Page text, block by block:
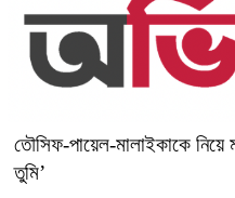
তৌসিফ-পায়েল-মালাইকাকে
তুমি’